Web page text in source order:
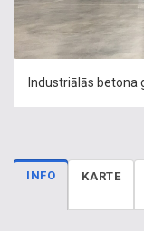
Industriālās betona
INFO KARTE